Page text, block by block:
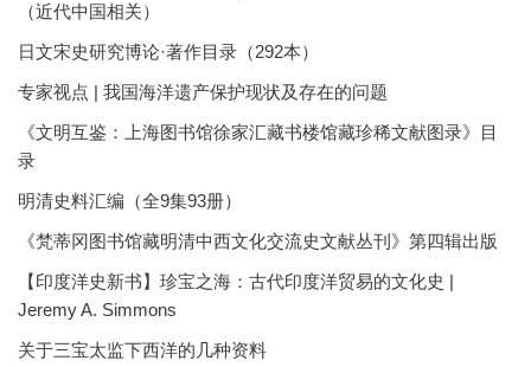
（近代中国相关）
日文宋史研究博论·著作目录（292本）
专家视点 | 我国海洋遗产保护现状及存在的问题
《文明互鉴：上海图书馆徐家汇藏书楼馆藏珍稀文献图录》目
录
明清史料汇编（全9集93册）
《梵蒂冈图书馆藏明清中西文化交流史文献丛刊》第四辑出版
【印度洋史新书】珍宝之海：古代印度洋贸易的文化史 |
Jeremy A. Simmons
关于三宝太监下西洋的几种资料